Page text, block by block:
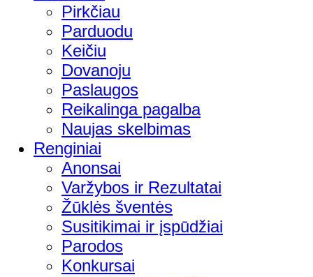
Pirkčiau
Parduodu
Keičiu
Dovanoju
Paslaugos
Reikalinga pagalba
Naujas skelbimas
Renginiai
Anonsai
Varžybos ir Rezultatai
Žūklės šventės
Susitikimai ir įspūdžiai
Parodos
Konkursai